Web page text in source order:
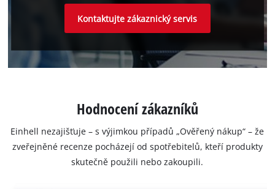
Kontaktujte zákaznický servis
Hodnocení zákazníků
Einhell nezajišťuje – s výjimkou případů „Ověřený nákup“ – že
zveřejněné recenze pocházejí od spotřebitelů, kteří produkty
skutečně použili nebo zakoupili.